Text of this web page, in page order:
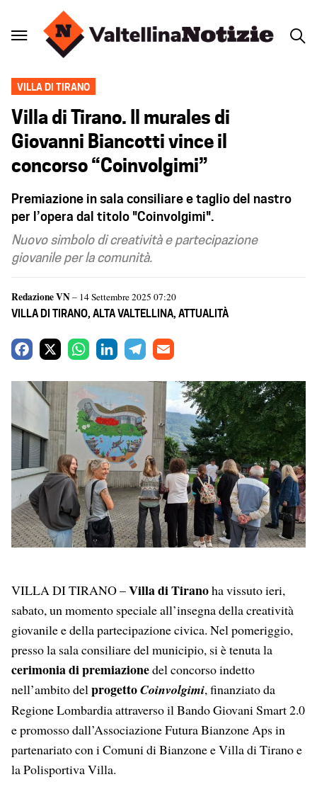
VILLA DI TIRANO
Villa di Tirano. Il murales di
Giovanni Biancotti vince il
concorso “Coinvolgimi”
Premiazione in sala consiliare e taglio del nastro
per l’opera dal titolo "Coinvolgimi".
Nuovo simbolo di creatività e partecipazione
giovanile per la comunità.
Redazione VN– 14 Settembre 2025 07:20
VILLA DI TIRANO, ALTA VALTELLINA, ATTUALITÀ
c
b
o
o
k
a
t
s
A
p
p
n
k
e
d
I
n
e
g
r
a
m
i
l
VILLA DI TIRANO –Villa di Tiranoha vissuto ieri,
sabato, un momento speciale all’insegna della creatività
giovanile e della partecipazione civica. Nel pomeriggio,
presso la sala consiliare del municipio, si è tenuta la
cerimonia di premiazionedel concorso indetto
nell’ambito delprogettoCoinvolgimi, finanziato da
Regione Lombardia attraverso il Bando Giovani Smart 2.0
e promosso dall’Associazione Futura Bianzone Aps in
partenariato con i Comuni di Bianzone e Villa di Tirano e
la Polisportiva Villa.